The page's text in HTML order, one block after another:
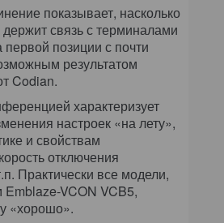
показывает, насколько
связь с терминалами
позиции с почти
результатом
Codian.
характеризует
настроек «на лету»,
и свойствам
отключения
Практически все модели,
VCON VCB5,
«хорошо».